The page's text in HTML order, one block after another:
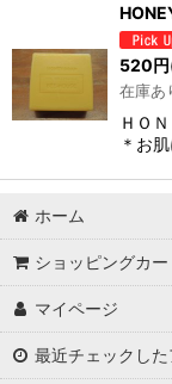
520円
在庫あ
ＨＯ
＊お
ホーム
ショッピングカー
マイページ
最近チェックした